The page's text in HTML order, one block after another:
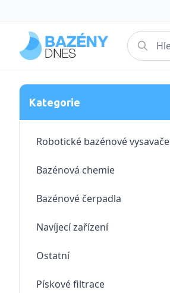
Kategorie
Robotické bazénové vysavače
Bazénová chemie
Bazénové čerpadla
Navíjecí zařízení
Ostatní
Pískové filtrace